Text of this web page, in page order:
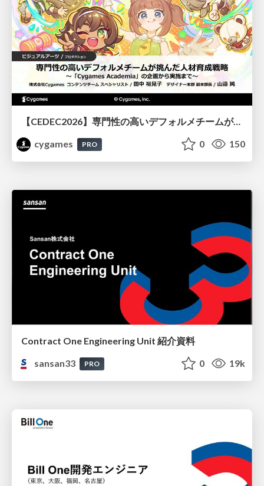
【CEDEC2026】専門性の高いデフォルメチームが挑んだ人材育成戦略 〜Cygames Academiaの企画から実施まで〜
cygames
PRO 0 150
Contract One Engineering Unit 紹介資料
sansan33
PRO 0 19k